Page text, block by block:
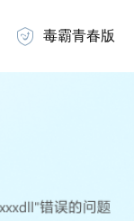
毒霸青春版